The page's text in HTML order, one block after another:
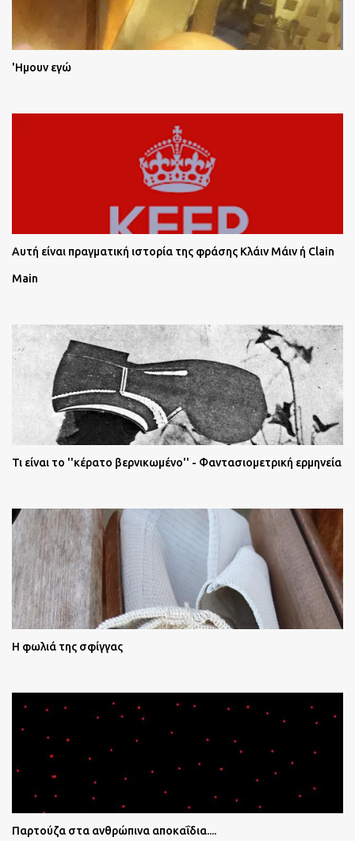
'Ημουν εγώ
Αυτή είναι πραγματική ιστορία της φράσης Κλάιν Μάιν ή Clain
Main
Τι είναι το ''κέρατο βερνικωμένο'' - Φαντασιομετρική ερμηνεία
Η φωλιά της σφίγγας
Παρτούζα στα ανθρώπινα αποκαΐδια....